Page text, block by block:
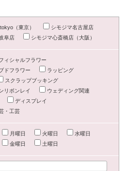
（東京）
シモジマ名古屋店
阜店
シモジマ心斎橋店（大阪）
ィシャルフラワー
ドフラワー
ラッピング
スクラップブッキング
リボンレイ
ウェディング関連
ディスプレイ
・工芸
月曜日 火曜日
水曜日
金曜日 土曜日